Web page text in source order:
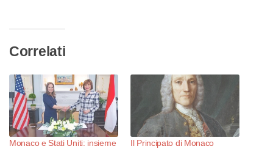
Correlati
Monaco e Stati Uniti: insieme
Il Principato di Monaco